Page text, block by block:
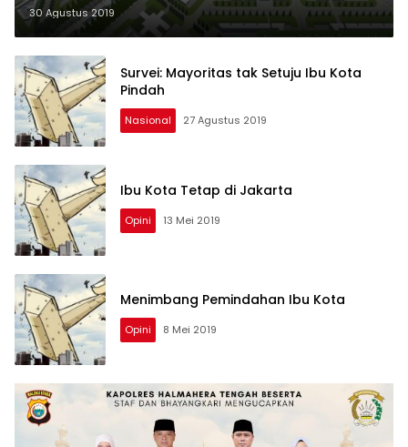
30 Agustus 2019
Survei: Mayoritas tak Setuju Ibu Kota
Pindah
Nasional 27 Agustus 2019
Ibu Kota Tetap di Jakarta
Opini 13 Mei 2019
Menimbang Pemindahan Ibu Kota
Opini 8 Mei 2019